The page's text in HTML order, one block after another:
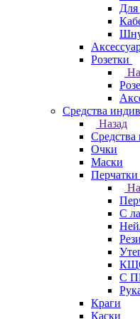
Для
Розетки
Средства
Назад
Очки
Маски
С
С
Краги
Каски